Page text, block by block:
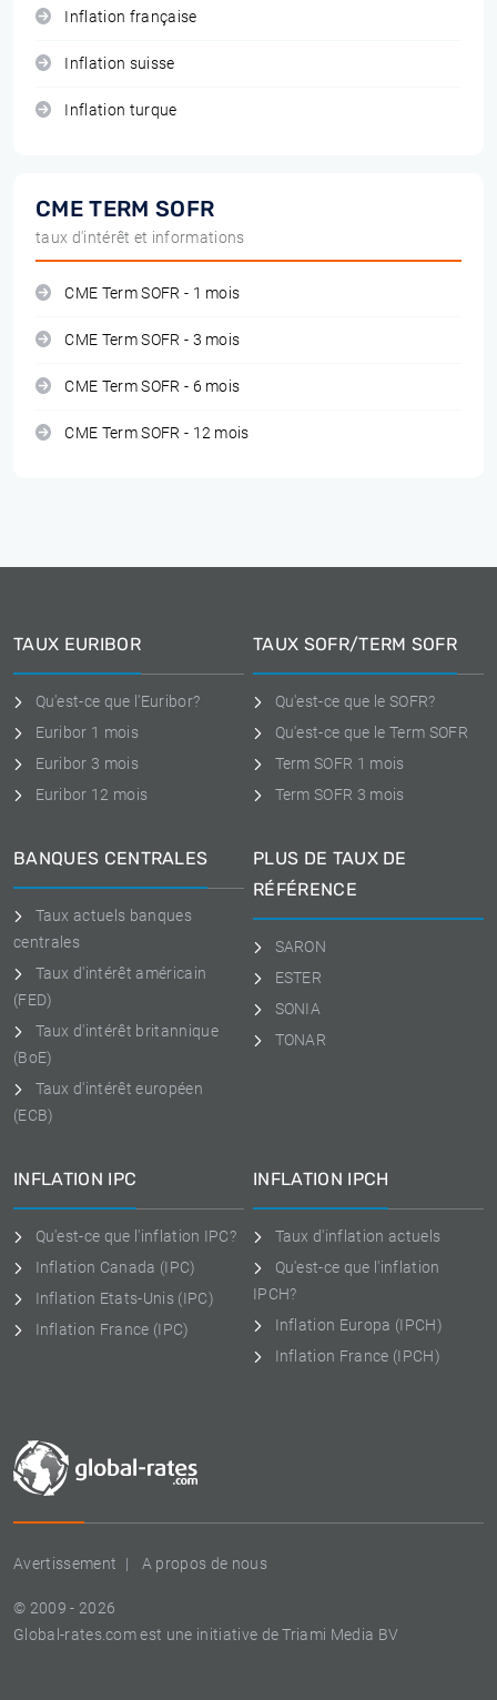
Inflation française
Inflation suisse
Inflation turque
CME TERM SOFR
taux d'intérêt et informations
CME Term SOFR - 1 mois
CME Term SOFR - 3 mois
CME Term SOFR - 6 mois
CME Term SOFR - 12 mois
Avertissement A propos de nous
© 2009 - 2026
Global-rates.com est une initiative de Triami Media BV
TAUX EURIBOR
Qu'est-ce que l'Euribor?
Euribor 1 mois
Euribor 3 mois
Euribor 12 mois
TAUX SOFR/TERM SOFR
Qu'est-ce que le SOFR?
Qu'est-ce que le Term SOFR
Term SOFR 1 mois
Term SOFR 3 mois
BANQUES CENTRALES
Taux actuels banques
centrales
Taux d'intérêt américain
(FED)
Taux d'intérêt britannique
(BoE)
Taux d'intérêt européen
(ECB)
PLUS DE TAUX DE
RÉFÉRENCE
SARON
ESTER
SONIA
TONAR
INFLATION IPC
Qu'est-ce que l'inflation IPC?
Inflation Canada (IPC)
Inflation Etats-Unis (IPC)
Inflation France (IPC)
INFLATION IPCH
Taux d'inflation actuels
Qu'est-ce que l'inflation
IPCH?
Inflation Europa (IPCH)
Inflation France (IPCH)